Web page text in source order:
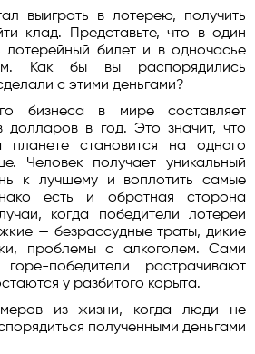
выиграть в лотерею, получить
клад. Представьте, что в один
лотерейный билет и в одночасье
Как бы вы распорядились
с этими деньгами?
бизнеса в мире составляет
долларов в год. Это значит, что
становится на одного
Человек получает уникальный
к лучшему и воплотить самые
есть и обратная сторона
когда победители лотереи
— безрассудные траты, дикие
проблемы с алкоголем. Сами
победители растрачивают
у разбитого корыта.
из жизни, когда люди не
полученными деньгами